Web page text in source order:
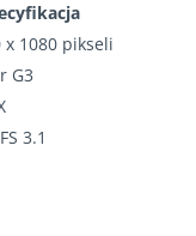
x 1080 pikseli
G3
3.1